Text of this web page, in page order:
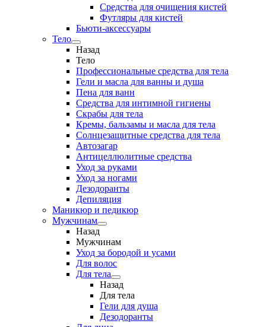
Средства для очищения кистей
Футляры для кистей
Бьюти-аксессуары
Тело
Назад
Тело
Профессиональные средства для тела
Гели и масла для ванны и душа
Пена для ванн
Средства для интимной гигиены
Скрабы для тела
Кремы, бальзамы и масла для тела
Солнцезащитные средства для тела
Автозагар
Антицеллюлитные средства
Уход за руками
Уход за ногами
Дезодоранты
Депиляция
Маникюр и педикюр
Мужчинам
Назад
Мужчинам
Уход за бородой и усами
Для волос
Для тела
Назад
Для тела
Гели для душа
Дезодоранты